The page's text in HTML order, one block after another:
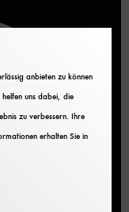
anbieten zu können
uns dabei, die
zu verbessern. Ihre
erhalten Sie in